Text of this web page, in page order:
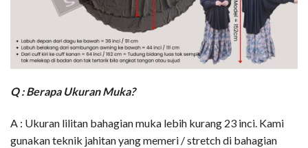
Q : Berapa Ukuran Muka?
A : Ukuran lilitan bahagian muka lebih kurang 23 inci. Kami
gunakan teknik jahitan yang memeri / stretch di bahagian